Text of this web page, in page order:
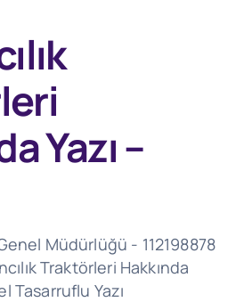
Yazı –
Müdürlüğü - 112198878
Traktörleri Hakkında
Tasarruflu Yazı